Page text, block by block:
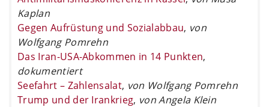
Kaplan
Gegen Aufrüstung und Sozialabbau, von
Wolfgang Pomrehn
Das Iran-USA-Abkommen in 14 Punkten,
dokumentiert
Seefahrt – Zahlensalat, von Wolfgang Pomrehn
Trump und der Irankrieg, von Angela Klein